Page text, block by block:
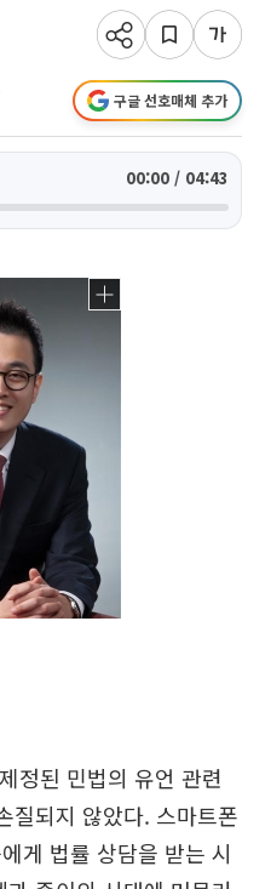
구글 선호매체 추가
00:00 / 04:43
정된 민법의 유언 관련
질되지 않았다. 스마트폰
게 법률 상담을 받는 시